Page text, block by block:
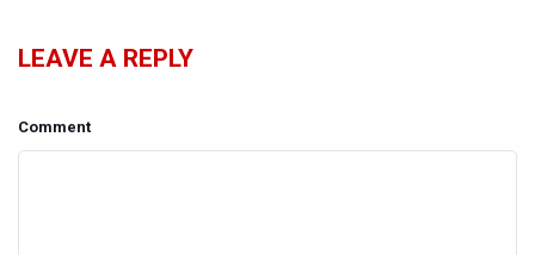
LEAVE A REPLY
Comment